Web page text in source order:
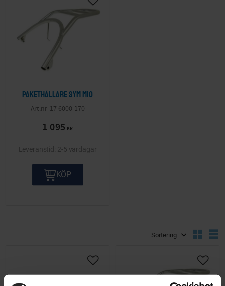
Pakethållare SYM Mio
17-6000-170
1 095 KR
2-5 vardagar
KÖP
Lägg till i önskelista Lägg